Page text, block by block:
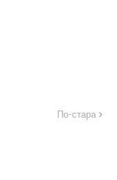
По-стара